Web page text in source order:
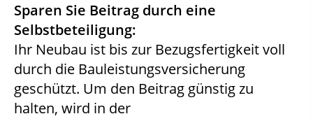
Sparen Sie Beitrag durch eine
Selbstbeteiligung:
Ihr Neubau ist bis zur Bezugsfertigkeit voll
durch die Bauleistungsversicherung
geschützt. Um den Beitrag günstig zu
halten, wird in der